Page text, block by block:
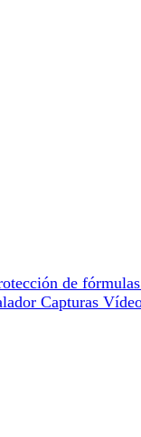
de fórmulas
Capturas